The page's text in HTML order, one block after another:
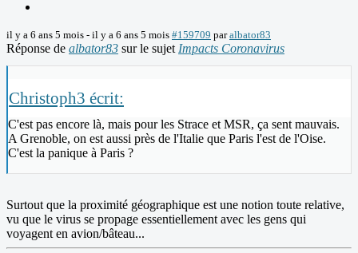
il y a 6 ans 5 mois - il y a 6 ans 5 mois #159709 paralbator83
Réponse de albator83 sur le sujet Impacts Coronavirus
Christoph3 écrit:
C'est pas encore là, mais pour les Strace et MSR, ça sent mauvais.
A Grenoble, on est aussi près de l'Italie que Paris l'est de l'Oise.
C'est la panique à Paris ?
Surtout que la proximité géographique est une notion toute relative,
vu que le virus se propage essentiellement avec les gens qui
voyagent en avion/bâteau...